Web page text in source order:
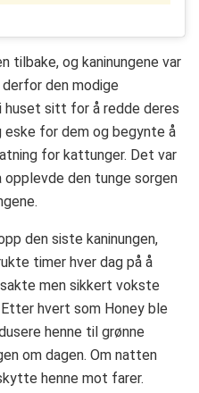
tilbake, og kaninungene var
den modige
huset sitt for å redde deres
eske for dem og begynte å
for kattunger. Det var
den tunge sorgen
den siste kaninungen,
timer hver dag på å
men sikkert vokste
hvert som Honey ble
henne til grønne
om dagen. Om natten
henne mot farer.